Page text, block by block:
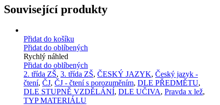
Související produkty
Přidat do košíku
Přidat do oblíbených
Rychlý náhled
Přidat do oblíbených
2. třída ZŠ, 3. třída ZŠ, ČESKÝ JAZYK, Český jazyk -
čtení, ČJ, ČJ - čtení s porozuměním, DLE PŘEDMĚTU,
DLE STUPNĚ VZDĚLÁNÍ, DLE UČIVA, Pravda x lež,
TYP MATERIÁLU